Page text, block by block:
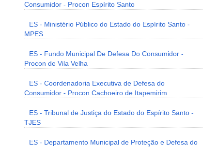
Consumidor - Procon Espírito Santo
ES - Ministério Público do Estado do Espírito Santo -
MPES
ES - Fundo Municipal De Defesa Do Consumidor -
Procon de Vila Velha
ES - Coordenadoria Executiva de Defesa do
Consumidor - Procon Cachoeiro de Itapemirim
ES - Tribunal de Justiça do Estado do Espírito Santo -
TJES
ES - Departamento Municipal de Proteção e Defesa do